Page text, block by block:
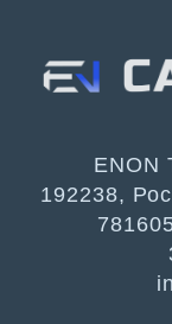
ENON
192238,